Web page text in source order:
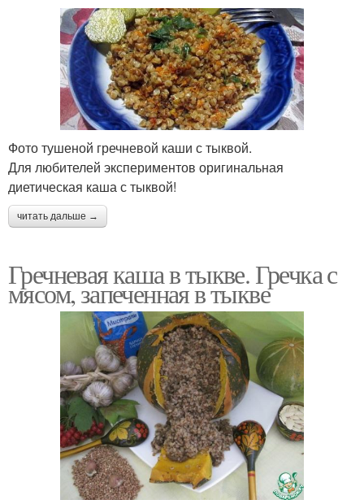
Фото тушеной гречневой каши с тыквой.
Для любителей экспериментов оригинальная
диетическая каша с тыквой!
читать дальше →
Гречневая каша в тыкве. Гречка с
мясом, запеченная в тыкве